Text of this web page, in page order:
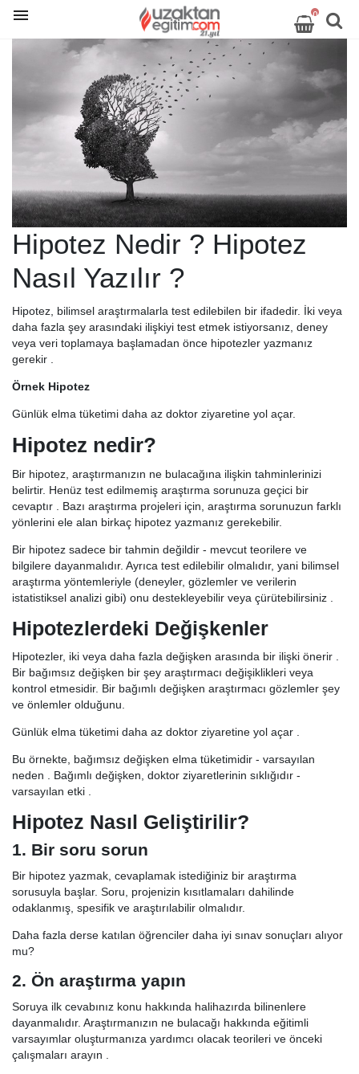
0
Hipotez Nedir ? Hipotez
Nasıl Yazılır ?
Hipotez, bilimsel araştırmalarla test edilebilen bir ifadedir. İki veya
daha fazla şey arasındaki ilişkiyi test etmek istiyorsanız, deney
veya veri toplamaya başlamadan önce hipotezler yazmanız
gerekir .
Örnek Hipotez
Günlük elma tüketimi daha az doktor ziyaretine yol açar.
Hipotez nedir?
Bir hipotez, araştırmanızın ne bulacağına ilişkin tahminlerinizi
belirtir. Henüz test edilmemiş araştırma sorunuza geçici bir
cevaptır . Bazı araştırma projeleri için, araştırma sorunuzun farklı
yönlerini ele alan birkaç hipotez yazmanız gerekebilir.
Bir hipotez sadece bir tahmin değildir - mevcut teorilere ve
bilgilere dayanmalıdır. Ayrıca test edilebilir olmalıdır, yani bilimsel
araştırma yöntemleriyle (deneyler, gözlemler ve verilerin
istatistiksel analizi gibi) onu destekleyebilir veya çürütebilirsiniz .
Hipotezlerdeki Değişkenler
Hipotezler, iki veya daha fazla değişken arasında bir ilişki önerir .
Bir bağımsız değişken bir şey araştırmacı değişiklikleri veya
kontrol etmesidir. Bir bağımlı değişken araştırmacı gözlemler şey
ve önlemler olduğunu.
Günlük elma tüketimi daha az doktor ziyaretine yol açar .
Bu örnekte, bağımsız değişken elma tüketimidir - varsayılan
neden . Bağımlı değişken, doktor ziyaretlerinin sıklığıdır -
varsayılan etki .
Hipotez Nasıl Geliştirilir?
1. Bir soru sorun
Bir hipotez yazmak, cevaplamak istediğiniz bir araştırma
sorusuyla başlar. Soru, projenizin kısıtlamaları dahilinde
odaklanmış, spesifik ve araştırılabilir olmalıdır.
Daha fazla derse katılan öğrenciler daha iyi sınav sonuçları alıyor
mu?
2. Ön araştırma yapın
Soruya ilk cevabınız konu hakkında halihazırda bilinenlere
dayanmalıdır. Araştırmanızın ne bulacağı hakkında eğitimli
varsayımlar oluşturmanıza yardımcı olacak teorileri ve önceki
çalışmaları arayın .